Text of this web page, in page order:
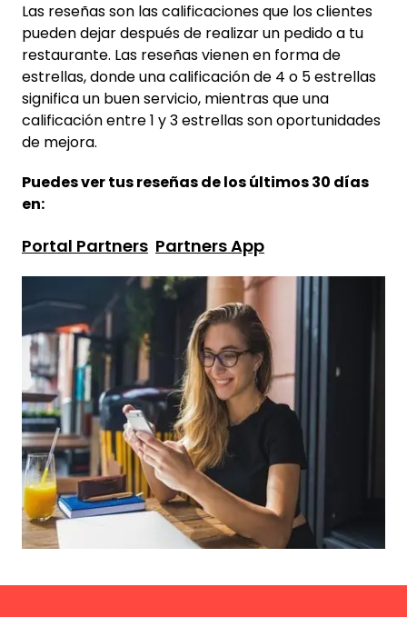
Las reseñas son las calificaciones que los clientes
pueden dejar después de realizar un pedido a tu
restaurante. Las reseñas vienen en forma de
estrellas, donde una calificación de 4 o 5 estrellas
significa un buen servicio, mientras que una
calificación entre 1 y 3 estrellas son oportunidades
de mejora.
Puedes ver tus reseñas de los últimos 30 días
en:
Portal Partners Partners App